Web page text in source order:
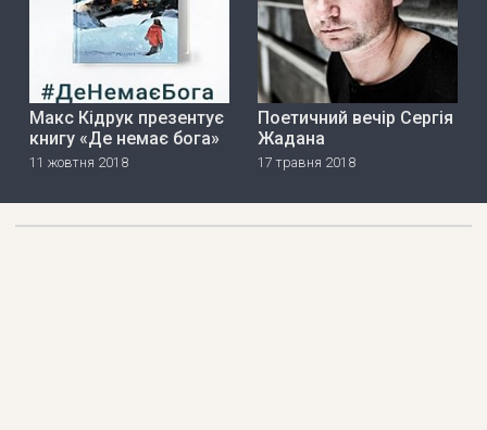
Макс Кідрук презентує
книгу «Де немає бога»
11 жовтня 2018
Поетичний вечір Сергія
Жадана
17 травня 2018